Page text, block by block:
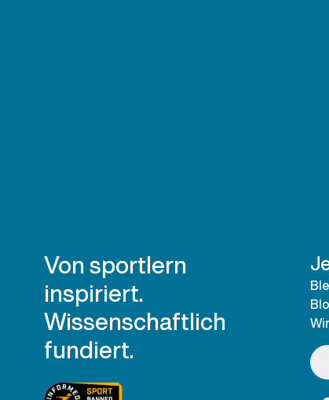
Von sportlern
inspiriert.
Wissenschaftlich
fundiert.